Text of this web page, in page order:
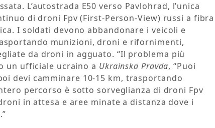
L’autostrada E50 verso Pavlohrad, l’unica
di droni Fpv (First-Person-View) russi a fibra
I soldati devono abbandonare i veicoli e
munizioni, droni e rifornimenti,
da droni in agguato. “Il problema più
un ufficiale ucraino a Ukrainska Pravda, “Puoi
devi camminare 10-15 km, trasportando
percorso è sotto sorveglianza di droni Fpv
in attesa e aree minate a distanza dove i